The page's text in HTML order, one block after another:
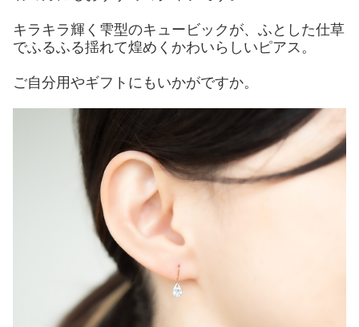
キラキラ輝く雫型のキュービックが、ふとした仕草
でふるふる揺れて煌めくかわいらしいピアス。
ご自分用やギフトにもいかがですか。